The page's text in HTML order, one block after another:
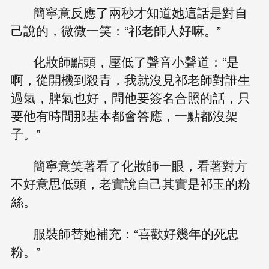
簡寧意反應了兩秒才知道她這話是對自
己說的，微微一笑：“祁老師人好嘛。”
化妝師點頭，壓低了聲音小聲道：“是
啊，從開機到殺青，我就沒見祁老師對誰生
過氣，脾氣也好，問他要簽名合照的話，只
要他有時間那基本都會答應，一點都沒架
子。”
簡寧意笑著看了化妝師一眼，看著對方
不好意思低頭，老實說自己其實是祁玉的粉
絲。
服裝師替她補充：“喜歡好幾年的死忠
粉。”